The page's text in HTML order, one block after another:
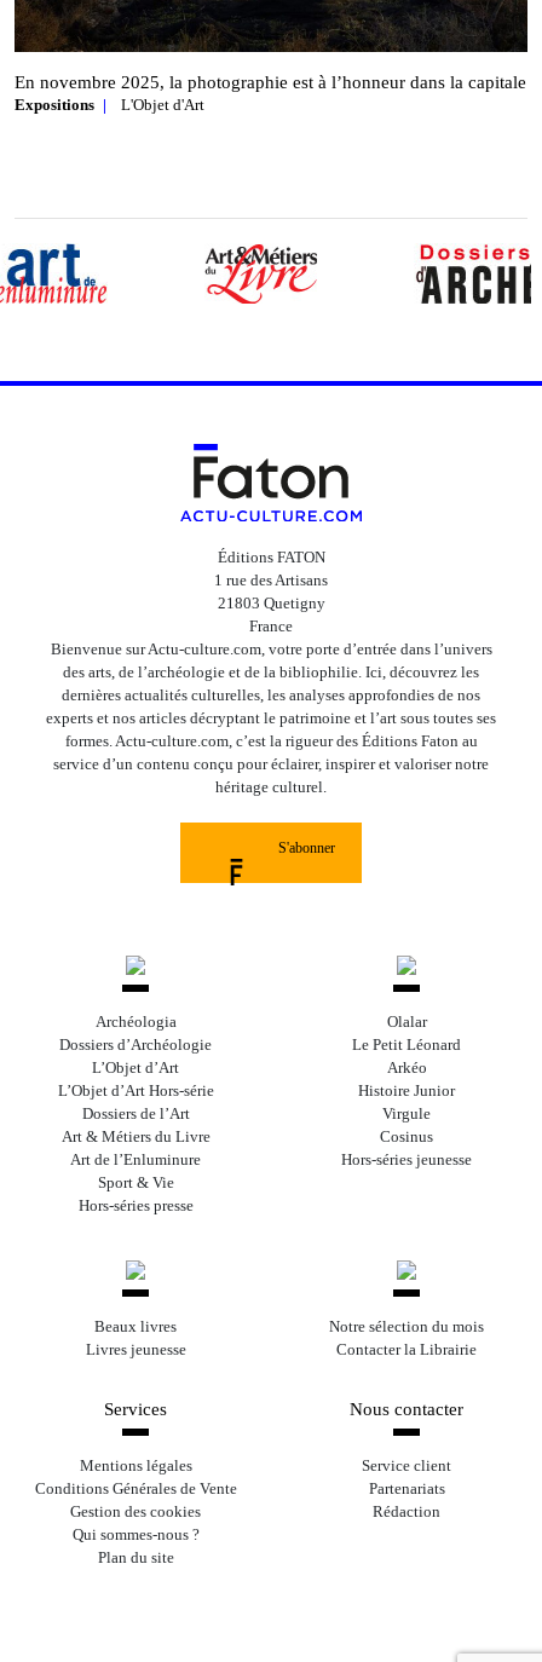
En novembre 2025, la photographie est à l’honneur dans la capitale
Expositions L'Objet d'Art
Éditions FATON
1 rue des Artisans
21803 Quetigny
France
Bienvenue sur Actu-culture.com, votre porte d’entrée dans l’univers
des arts, de l’archéologie et de la bibliophilie. Ici, découvrez les
dernières actualités culturelles, les analyses approfondies de nos
experts et nos articles décryptant le patrimoine et l’art sous toutes ses
formes. Actu-culture.com, c’est la rigueur des Éditions Faton au
service d’un contenu conçu pour éclairer, inspirer et valoriser notre
héritage culturel.
S'abonner
Archéologia
Dossiers d’Archéologie
L’Objet d’Art
L’Objet d’Art Hors-série
Dossiers de l’Art
Art & Métiers du Livre
Art de l’Enluminure
Sport & Vie
Hors-séries presse
Olalar
Le Petit Léonard
Arkéo
Histoire Junior
Virgule
Cosinus
Hors-séries jeunesse
Beaux livres
Livres jeunesse
Notre sélection du mois
Contacter la Librairie
Services
Mentions légales
Conditions Générales de Vente
Gestion des cookies
Qui sommes-nous ?
Plan du site
Nous contacter
Service client
Partenariats
Rédaction